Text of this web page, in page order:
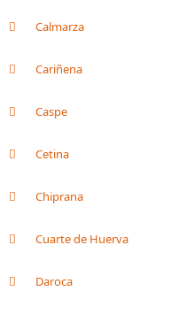
Calmarza
Cariñena
Caspe
Cetina
Chiprana
Cuarte de Huerva
Daroca